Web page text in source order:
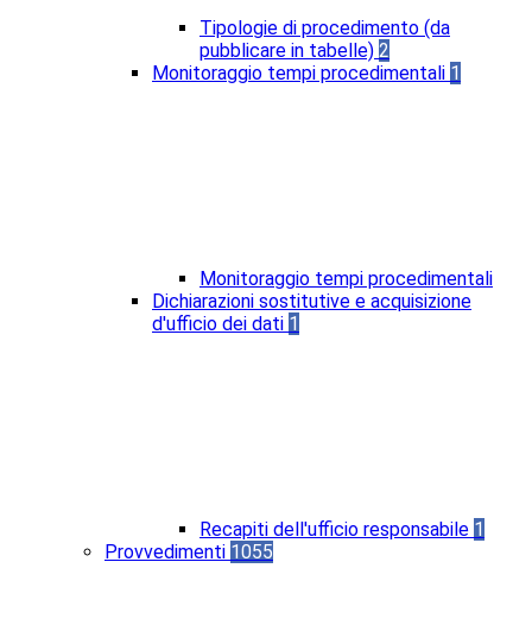
Tipologie di procedimento (da
pubblicare in tabelle) 2
Monitoraggio tempi procedimentali 1
Monitoraggio tempi procedimentali
Dichiarazioni sostitutive e acquisizione
d'ufficio dei dati 1
Recapiti dell'ufficio responsabile 1
Provvedimenti 1055